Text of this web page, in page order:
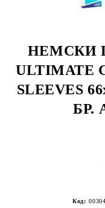
НЕМСКИ
ULTIMATE
SLEEVES
БР.
Код: